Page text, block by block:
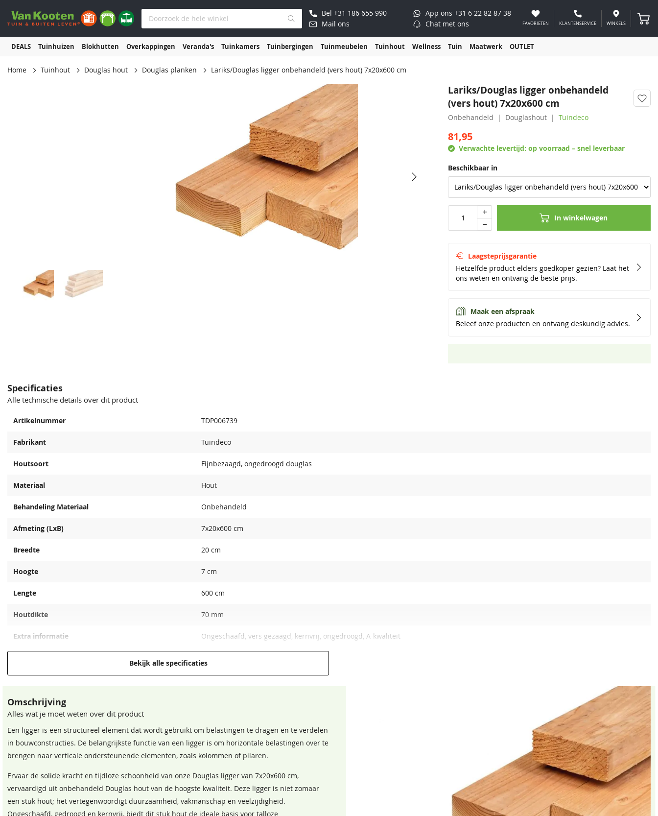
Bel +31 186 655 990 App ons +31 6 22 82 87 38
Mail ons
Chat met ons FAVORIETEN KLANTENSERVICE WINKELS
DEALS Tuinhuizen Blokhutten Overkappingen Veranda's Tuinkamers Tuinbergingen Tuinmeubelen Tuinhout Wellness Tuin Maatwerk OUTLET
Home Tuinhout Douglas hout Douglas planken Lariks/Douglas ligger onbehandeld (vers hout) 7x20x600 cm
Lariks/Douglas ligger onbehandeld
(vers hout) 7x20x600 cm
Onbehandeld Douglashout Tuindeco
81,95
Verwachte levertijd: op voorraad – snel leverbaar
Beschikbaar in
In winkelwagen
Laagsteprijsgarantie
Hetzelfde product elders goedkoper gezien? Laat het
ons weten en ontvang de beste prijs.
Maak een afspraak
Beleef onze producten en ontvang deskundig advies.
Specificaties
Alle technische details over dit product
Artikelnummer TDP006739
Fabrikant Tuindeco
Houtsoort Fijnbezaagd, ongedroogd douglas
Materiaal Hout
Behandeling Materiaal Onbehandeld
Afmeting (LxB) 7x20x600 cm
Breedte 20 cm
Hoogte 7 cm
Lengte 600 cm
Houtdikte 70 mm
Extra informatie Ongeschaafd, vers gezaagd, kernvrij, ongedroogd, A-kwaliteit
Bekijk alle specificaties
Omschrijving
Alles wat je moet weten over dit product
Een ligger is een structureel element dat wordt gebruikt om belastingen te dragen en te verdelen
in bouwconstructies. De belangrijkste functie van een ligger is om horizontale belastingen over te
brengen naar verticale ondersteunende elementen, zoals kolommen of pilaren.
Ervaar de solide kracht en tijdloze schoonheid van onze Douglas ligger van 7x20x600 cm,
vervaardigd uit onbehandeld Douglas hout van de hoogste kwaliteit. Deze ligger is niet zomaar
een stuk hout; het vertegenwoordigt duurzaamheid, vakmanschap en veelzijdigheid.
Ongeschaafd, gedroogd en kernvrij, biedt dit stuk hout de ideale basis voor talloze